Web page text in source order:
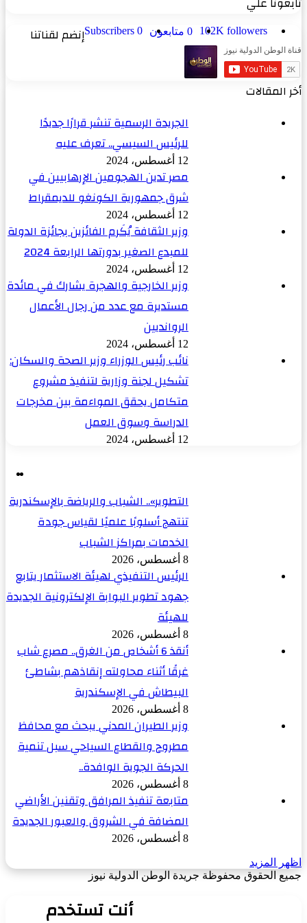
102K followers
0 متابعون 0
Subscribersإنضم لقناتنا
أخر المقالات
الجريدة الرسمية تنشر قرارًا جديدًا
للرئيس السيسي.. تعرف عليه
12 أغسطس، 2024
مصر تدين الهجومين الإرهابيين في
شرق جمهورية الكونغو للديمقراط
12 أغسطس، 2024
وزير الثقافة يُكَرم الفائزين بجائزة الدولة
للمبدع الصغير بدورتها الرابعة 2024
12 أغسطس، 2024
وزير الخارجية والهجرة يشارك في مائدة
مستديرة مع عدد من رجال الأعمال
الروانديين
12 أغسطس، 2024
نائب رئيس الوزراء وزير الصحة والسكان:
تشكيل لجنة وزارية لتنفيذ مشروع
متكامل يحقق المواءمة بين مخرجات
الدراسة وسوق العمل
12 أغسطس، 2024
التطوير».. الشباب والرياضة بالإسكندرية
تنتهج أسلوبًا علميًا لقياس جودة
الخدمات بمراكز الشباب
8 أغسطس، 2026
الرئيس التنفيذي لهيئة الاستثمار يتابع
جهود تطوير البوابة الإلكترونية الجديدة
للهيئة
8 أغسطس، 2026
أنقذ 6 أشخاص من الغرق.. مصرع شاب
غرقًا أثناء محاولته إنقاذهم بشاطئ
البيطاش في الإسكندرية
8 أغسطس، 2026
وزير الطيران المدني يبحث مع محافظ
مطروح والقطاع السياحي سبل تنمية
الحركة الجوية الوافدة..
8 أغسطس، 2026
متابعة تنفيذ المرافق وتقنين الأراضي
المضافة في الشروق والعبور الجديدة
8 أغسطس، 2026
اظهر المزيد
جميع الحقوق محفوظة جريدة الوطن الدولية نيوز
أنت تستخدم